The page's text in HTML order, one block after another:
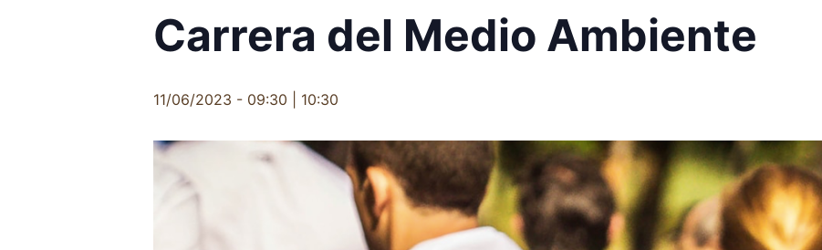
Carrera del Medio Ambiente
11/06/2023 - 09:30 10:30